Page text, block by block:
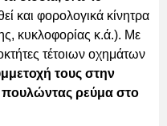
και φορολογικά κίνητρα
κυκλοφορίας κ.ά.). Με
τέτοιων οχημάτων
τους στην
πουλώντας ρεύμα στο